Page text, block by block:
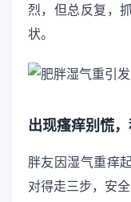
烈，但总反复，
状。
出现瘙痒别慌
胖友因湿气重痒
对得走三步，安